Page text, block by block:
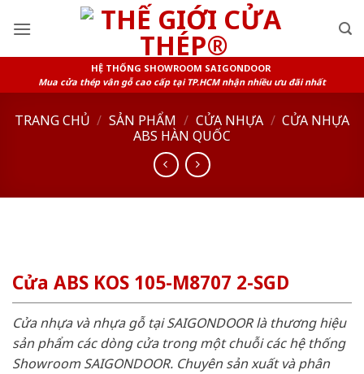
HỆ THỐNG SHOWROOM SAIGONDOOR
Mua cửa thép vân gỗ cao cấp tại TP.HCM nhận nhiều ưu đãi nhất
TRANG CHỦ / SẢN PHẨM / CỬA NHỰA / CỬA NHỰA
ABS HÀN QUỐC
Cửa ABS KOS 105-M8707 2-SGD
Cửa nhựa và nhựa gỗ tại SAIGONDOOR là thương hiệu
sản phẩm các dòng cửa trong một chuỗi các hệ thống
Showroom SAIGONDOOR. Chuyên sản xuất và phân